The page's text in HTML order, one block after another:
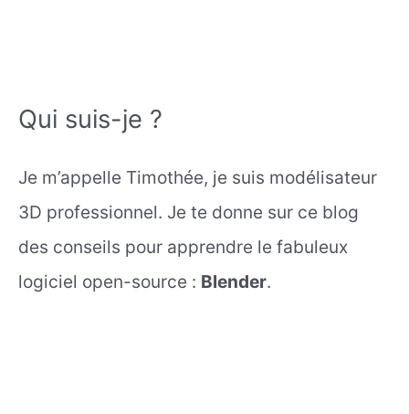
Qui suis-je ?
Je m’appelle Timothée, je suis modélisateur
3D professionnel. Je te donne sur ce blog
des conseils pour apprendre le fabuleux
logiciel open-source : Blender.